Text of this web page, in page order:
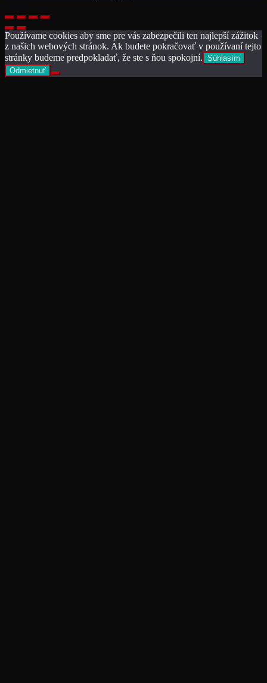
Používame cookies aby sme pre vás zabezpečili ten najlepší zážitok
z našich webových stránok. Ak budete pokračovať v používaní tejto
stránky budeme predpokladať, že ste s ňou spokojní. Súhlasím
Odmietnuť